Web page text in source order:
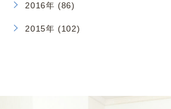
2016年 (86)
2015年 (102)